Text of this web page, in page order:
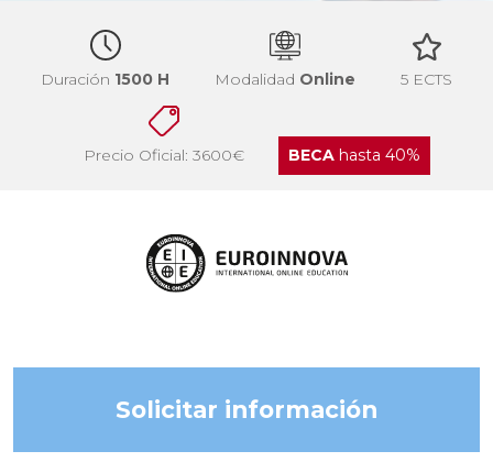
Duración 1500 H Modalidad Online 5 ECTS
Precio Oficial: 3600€ BECAhasta 40%
Solicitar información